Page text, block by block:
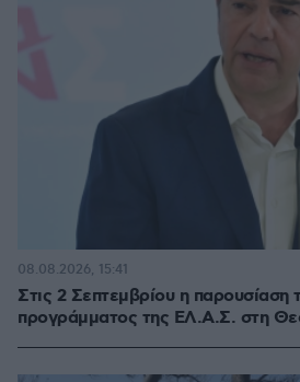
Στις 2 Σεπτεμβρίου η παρουσίαση
προγράμματος της ΕΛ.Α.Σ. στη
08.08.2026, 15:41